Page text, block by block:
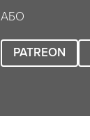
АБО
PATREON